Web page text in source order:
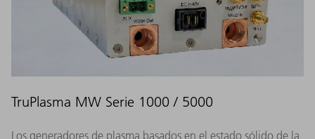
TruPlasma MW Serie 1000 / 5000
Los generadores de plasma basados en el estado sólido de la